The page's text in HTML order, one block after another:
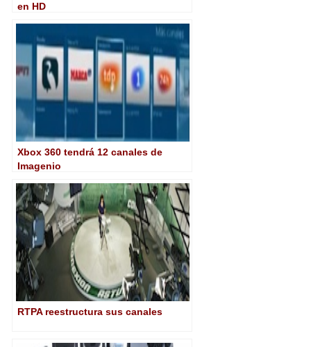
en HD
Xbox 360 tendrá 12 canales de
Imagenio
RTPA reestructura sus canales